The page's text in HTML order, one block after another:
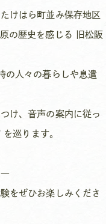
けはら町並み保存地区
の歴史を感じる 旧松阪
の人々の暮らしや息遣
け、音声の案内に従っ
巡ります。
をぜひお楽しみくださ